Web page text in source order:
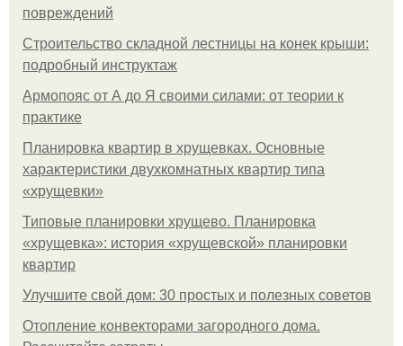
повреждений
Строительство складной лестницы на конек крыши:
подробный инструктаж
Армопояс от А до Я своими силами: от теории к
практике
Планировка квартир в хрущевках. Основные
характеристики двухкомнатных квартир типа
«хрущевки»
Типовые планировки хрущево. Планировка
«хрущевка»: история «хрущевской» планировки
квартир
Улучшите свой дом: 30 простых и полезных советов
Отопление конвекторами загородного дома.